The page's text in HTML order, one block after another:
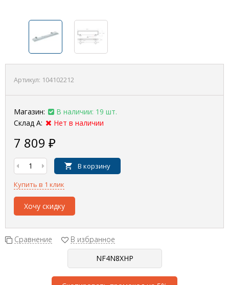
Артикул: 104102212
Магазин:
В наличии: 19 шт.
Склад А:
Нет в наличии
7 809 ₽
В корзину
Купить в 1 клик
Хочу скидку
Сравнение В избранное